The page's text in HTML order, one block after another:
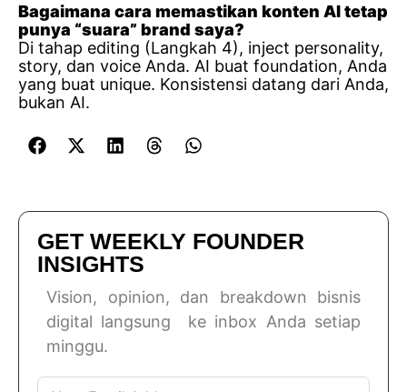
Bagaimana cara memastikan konten AI tetap
punya “suara” brand saya?
Di tahap editing (Langkah 4), inject personality,
story, dan voice Anda. AI buat foundation, Anda
yang buat unique. Konsistensi datang dari Anda,
bukan AI.
GET WEEKLY FOUNDER
INSIGHTS
Vision, opinion, dan breakdown bisnis
digital langsung ke inbox Anda setiap
minggu.